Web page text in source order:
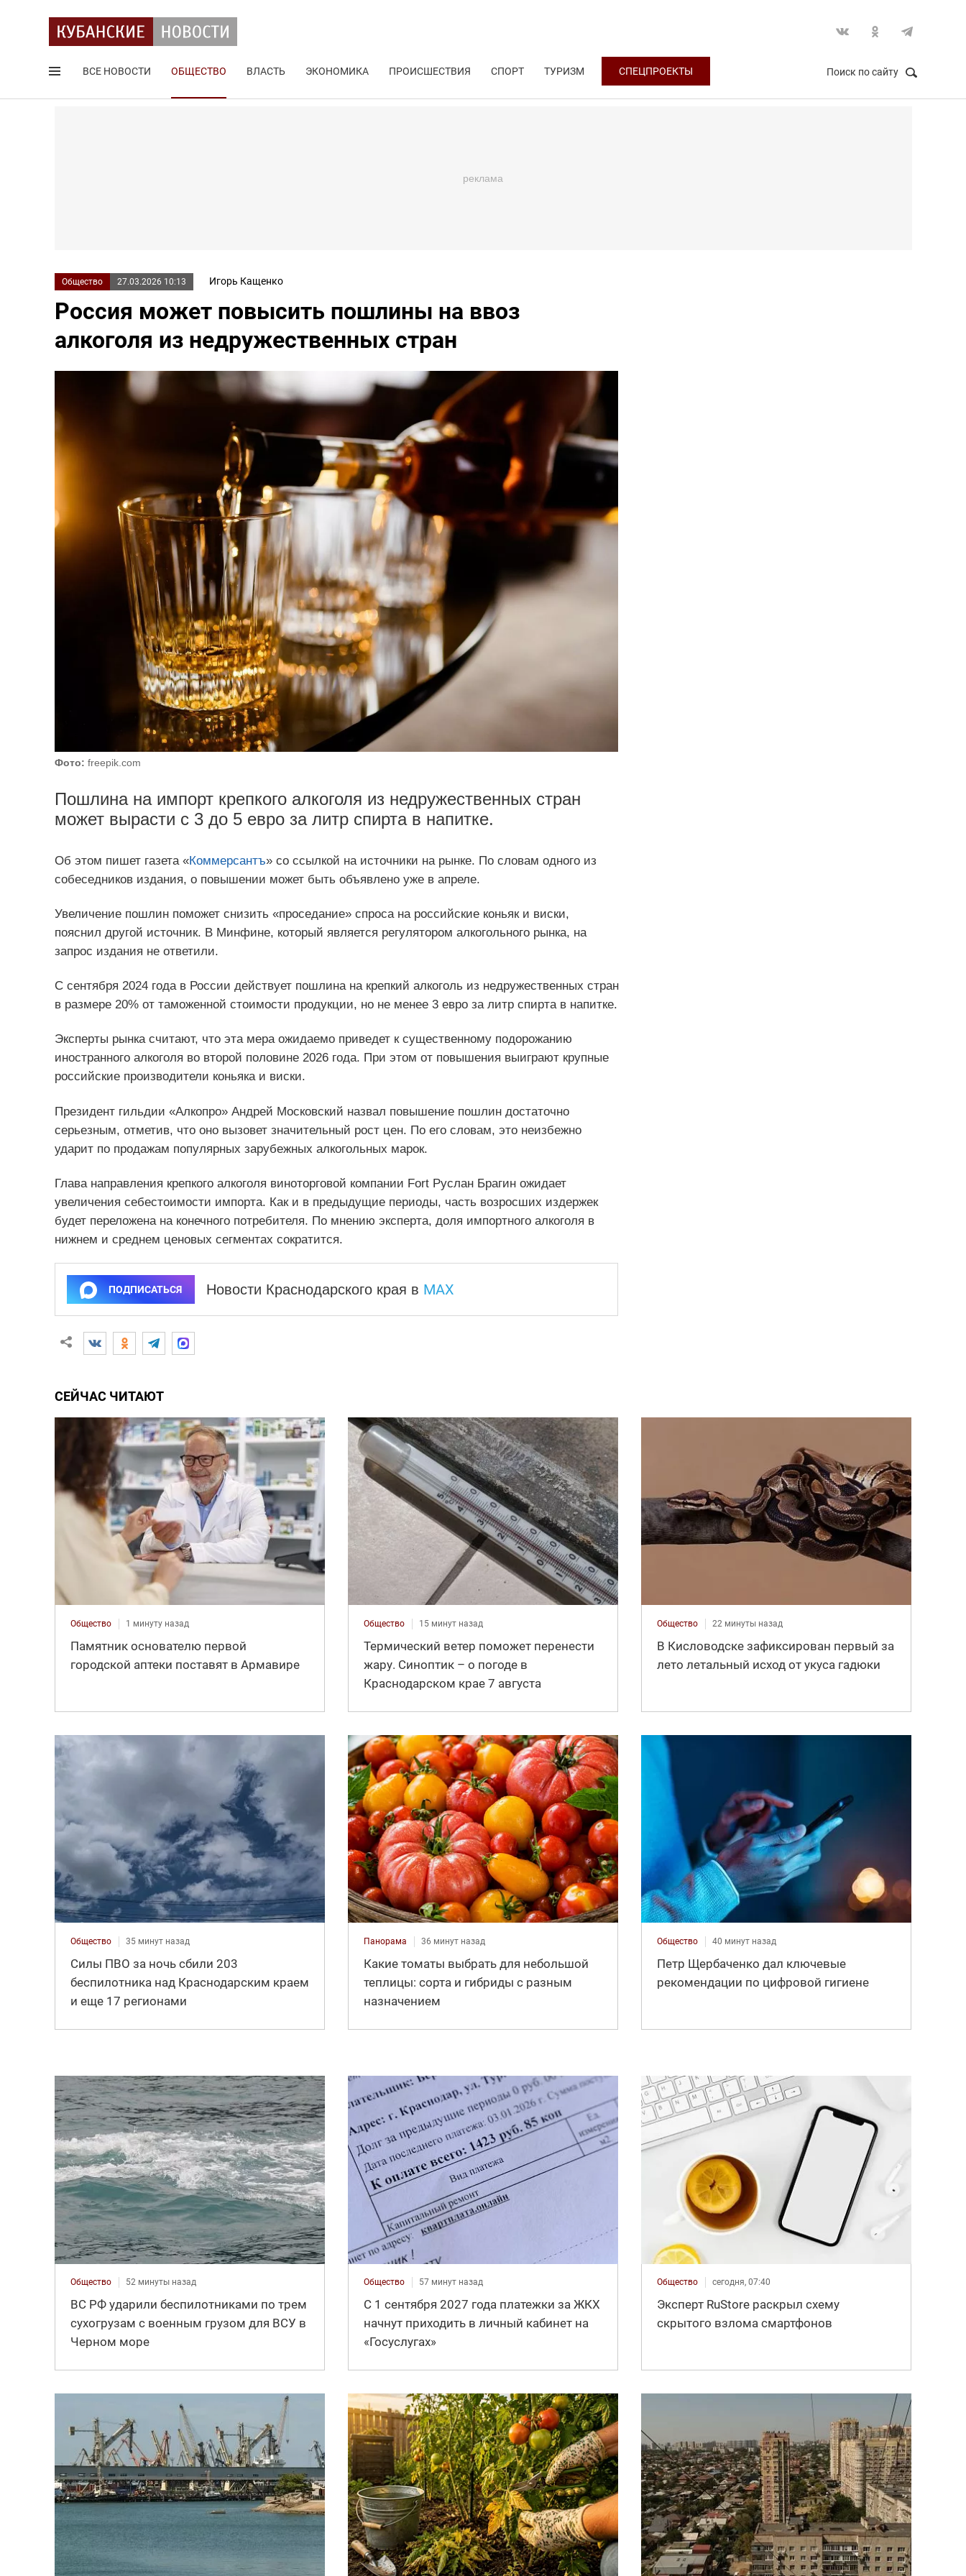
ВСЕ НОВОСТИ ОБЩЕСТВО ВЛАСТЬ ЭКОНОМИКА ПРОИСШЕСТВИЯ СПОРТ ТУРИЗМ СПЕЦПРОЕКТЫ Поиск по сайту
Общество 27.03.2026 10:13 Игорь Кащенко
Россия может повысить пошлины на ввоз
алкоголя из недружественных стран
Фото: freepik.com
Пошлина на импорт крепкого алкоголя из недружественных стран
может вырасти с 3 до 5 евро за литр спирта в напитке.
Об этом пишет газета «Коммерсантъ» со ссылкой на источники на рынке. По словам одного из
собеседников издания, о повышении может быть объявлено уже в апреле.
Увеличение пошлин поможет снизить «проседание» спроса на российские коньяк и виски,
пояснил другой источник. В Минфине, который является регулятором алкогольного рынка, на
запрос издания не ответили.
С сентября 2024 года в России действует пошлина на крепкий алкоголь из недружественных стран
в размере 20% от таможенной стоимости продукции, но не менее 3 евро за литр спирта в напитке.
Эксперты рынка считают, что эта мера ожидаемо приведет к существенному подорожанию
иностранного алкоголя во второй половине 2026 года. При этом от повышения выиграют крупные
российские производители коньяка и виски.
Президент гильдии «Алкопро» Андрей Московский назвал повышение пошлин достаточно
серьезным, отметив, что оно вызовет значительный рост цен. По его словам, это неизбежно
ударит по продажам популярных зарубежных алкогольных марок.
Глава направления крепкого алкоголя виноторговой компании Fort Руслан Брагин ожидает
увеличения себестоимости импорта. Как и в предыдущие периоды, часть возросших издержек
будет переложена на конечного потребителя. По мнению эксперта, доля импортного алкоголя в
нижнем и среднем ценовых сегментах сократится.
ПОДПИСАТЬСЯ Новости Краснодарского края в MAX
СЕЙЧАС ЧИТАЮТ
Общество 1 минуту назад
Памятник основателю первой
городской аптеки поставят в Армавире
Общество 15 минут назад
Термический ветер поможет перенести
жару. Синоптик – о погоде в
Краснодарском крае 7 августа
Общество 22 минуты назад
В Кисловодске зафиксирован первый за
лето летальный исход от укуса гадюки
Общество 35 минут назад
Силы ПВО за ночь сбили 203
беспилотника над Краснодарским краем
и еще 17 регионами
Панорама 36 минут назад
Какие томаты выбрать для небольшой
теплицы: сорта и гибриды с разным
назначением
Общество 40 минут назад
Петр Щербаченко дал ключевые
рекомендации по цифровой гигиене
Общество 52 минуты назад
ВС РФ ударили беспилотниками по трем
сухогрузам с военным грузом для ВСУ в
Черном море
Общество 57 минут назад
С 1 сентября 2027 года платежки за ЖКХ
начнут приходить в личный кабинет на
«Госуслугах»
Общество сегодня, 07:40
Эксперт RuStore раскрыл схему
скрытого взлома смартфонов